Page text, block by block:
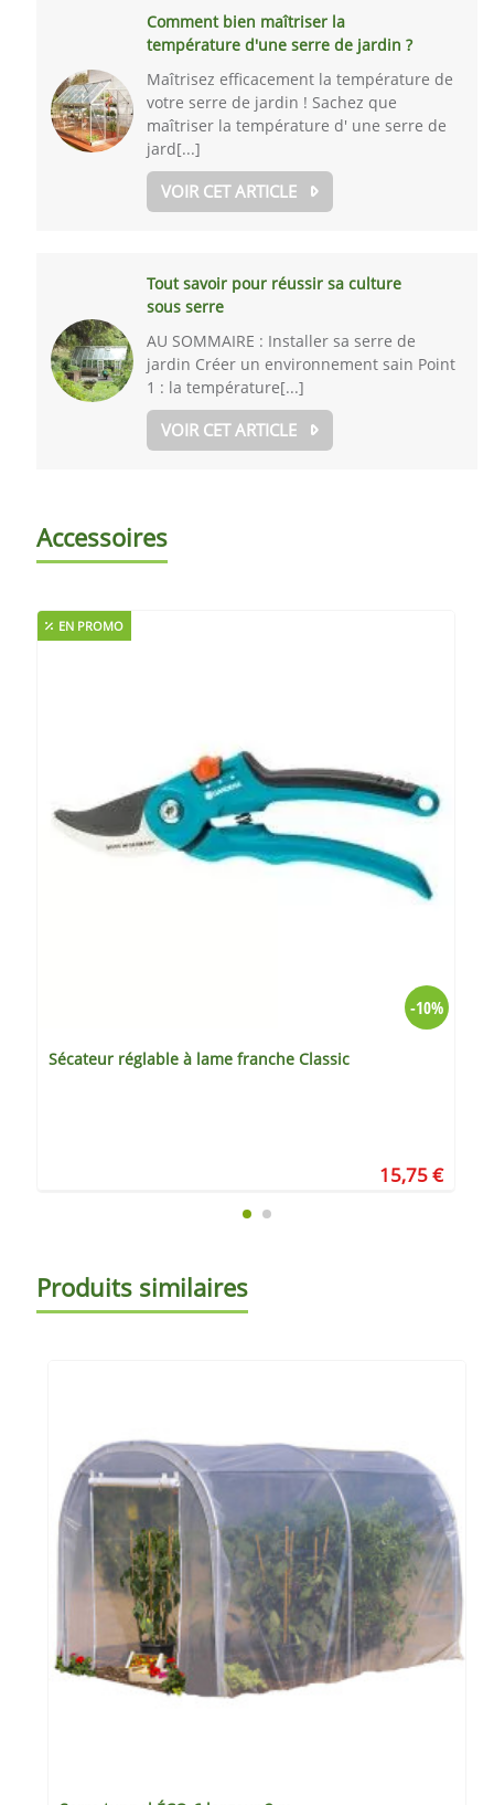
Comment bien maîtriser la
température d'une serre de jardin ?
Maîtrisez efficacement la température de
votre serre de jardin ! Sachez que
maîtriser la température d' une serre de
jard[...]
VOIR CET ARTICLE
Tout savoir pour réussir sa culture
sous serre
AU SOMMAIRE : Installer sa serre de
jardin Créer un environnement sain Point
1 : la température[...]
VOIR CET ARTICLE
Accessoires
-10%
EN PROMO
Sécateur réglable à lame franche Classic
15,75 €
Produits similaires